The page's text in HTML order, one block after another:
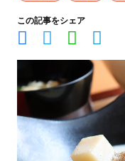
この記事をシェア